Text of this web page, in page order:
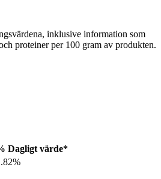
inklusive information som
proteiner per 100 gram av produkten.
Dagligt värde*